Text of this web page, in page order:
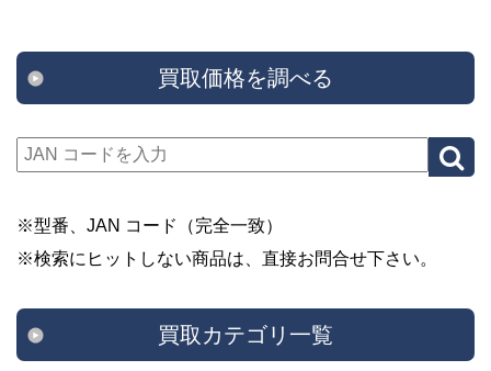
買取価格を調べる
※型番、JAN コード（完全一致）
※検索にヒットしない商品は、直接お問合せ下さい。
買取カテゴリ一覧